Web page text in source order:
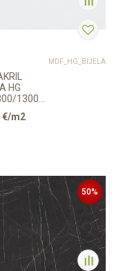
MDF_HG_BIJELA
HG
1300mm
€/m2
50%